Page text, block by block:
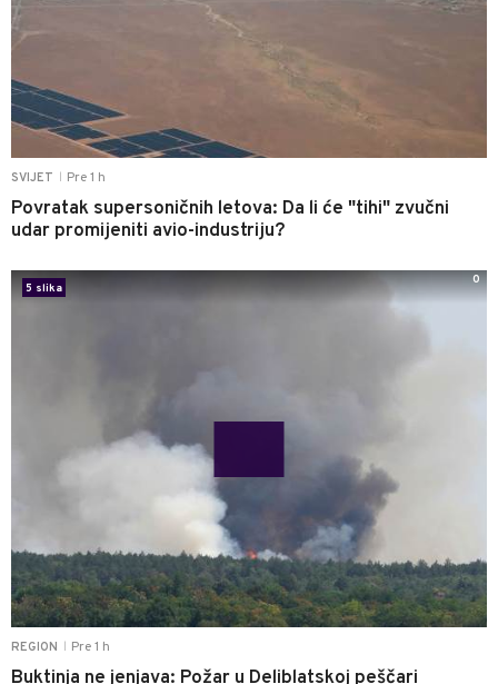
SVIJET Pre 1 h
Povratak supersoničnih letova: Da li će "tihi" zvučni
udar promijeniti avio-industriju?
REGION Pre 1 h
Buktinja ne jenjava: Požar u Deliblatskoj peščari
5 slika
0